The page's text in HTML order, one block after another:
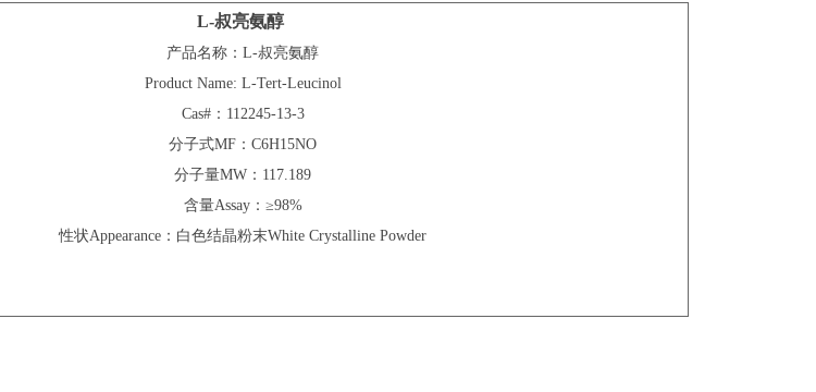
L-叔亮氨醇
产品名称：L-叔亮氨醇
Product Name: L-Tert-Leucinol
Cas#：112245-13-3
分子式MF：C6H15NO
分子量MW：117.189
含量Assay：≥98%
性状Appearance：白色结晶粉末White Crystalline Powder